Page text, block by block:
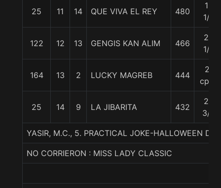
25 11 14 QUE VIVA EL REY 480
19
1/2
122 12 13 GENGIS KAN ALIM 466
20
1/4
164 13 2 LUCKY MAGREB 444
21
cpos
25 14 9 LA JIBARITA 432
22
3/4
YASIR, M.C., 5. PRACTICAL JOKE-HALLOWEEN
NO CORRIERON : MISS LADY CLASSIC